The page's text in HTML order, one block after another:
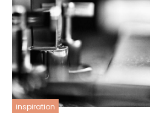
inspiration